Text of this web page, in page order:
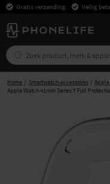
Gratis verzending Veilig
Home Smartwatch-accessoires
Apple Watch 41mm Series 7 Full